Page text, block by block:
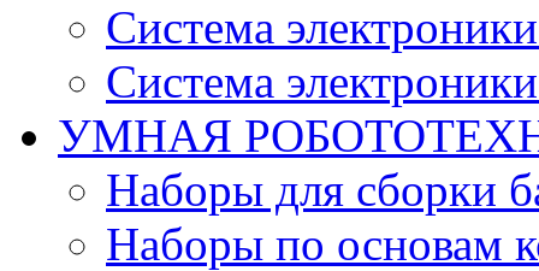
Система
Система
УМНАЯ
Наборы для сборки
Наборы по основам